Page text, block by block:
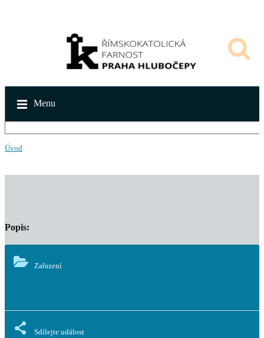
Menu
Úvod
Popis:
Zařazení
Sdílejte událost